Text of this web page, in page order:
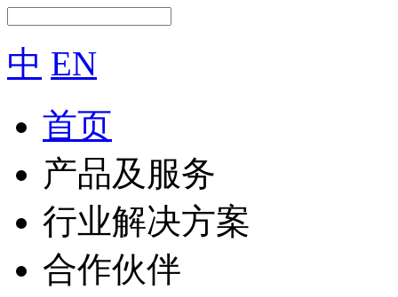
中 EN
首页
产品及服务
行业解决方案
合作伙伴